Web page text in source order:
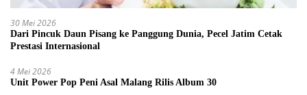
30 Mei 2026
Dari Pincuk Daun Pisang ke Panggung Dunia, Pecel Jatim Cetak
Prestasi Internasional
4 Mei 2026
Unit Power Pop Peni Asal Malang Rilis Album 30